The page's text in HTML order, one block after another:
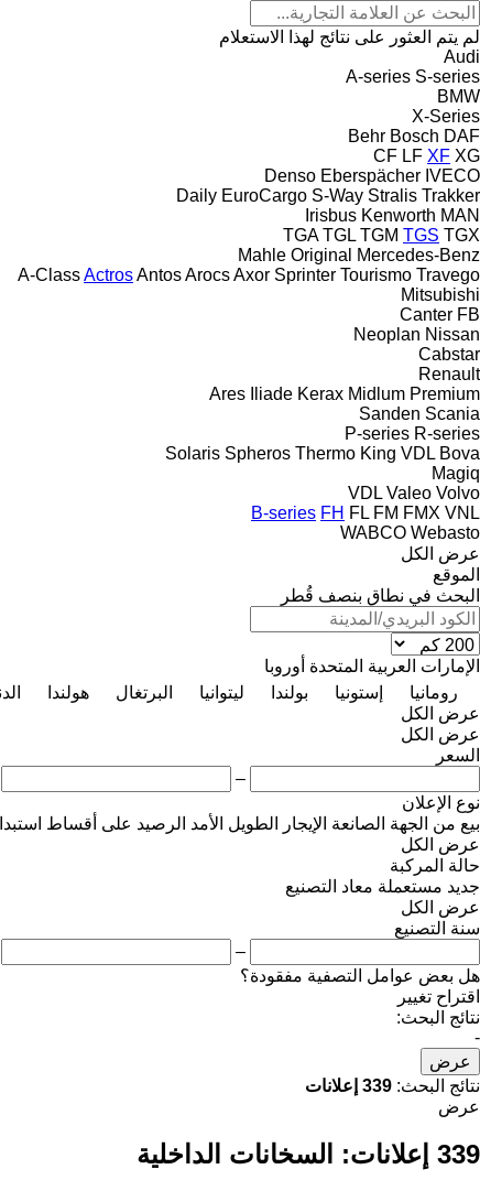
لم يتم العثور على نتائج لهذا الاستعلام
Audi
A-series S-series
BMW
X-Series
Behr Bosch DAF
CF LF XF XG
Denso Eberspächer IVECO
Daily EuroCargo S-Way Stralis Trakker
Irisbus Kenworth MAN
TGA TGL TGM TGS TGX
Mahle Original
Mercedes-Benz
A-ClassActrosAntosArocsAxor Sprinter Tourismo Travego
Mitsubishi
Canter FB
Neoplan Nissan
Cabstar
Renault
Ares
Iliade Kerax Midlum Premium
Sanden Scania
P-series R-series
Solaris Spheros Thermo King VDL Bova
Magiq
VDL Valeo Volvo
B-series FH FL FM FMX VNL
WABCO Webasto
عرض الكل
الموقع
البحث في نطاق بنصف قُطر
الإمارات العربية المتحدة أوروبا
رومانيا
إستونيا بولندا ليتوانيا البرتغال هولندا
عرض الكل
عرض الكل
السعر
–
نوع الإعلان
بيع من الجهة الصانعة الإيجار الطويل الأمد الرصيد على أقساط
عرض الكل
حالة المركبة
جديد مستعملة معاد التصنيع
عرض الكل
سنة التصنيع
–
هل بعض عوامل التصفية مفقودة؟
اقتراح تغيير
نتائج البحث:
-
عرض
نتائج البحث: 339 إعلانات
عرض
339 إعلانات: السخانات الداخلية